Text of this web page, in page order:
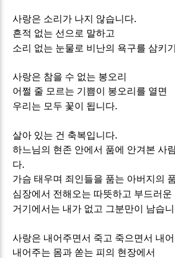
사랑은 소리가 나지 않습니다.
흔적 없는 선으로 말하고
소리 없는 눈물로 비난의 욕구를 삼키
사랑은 참을 수 없는 봉오리
어쩔 줄 모르는 기쁨이 봉오리를 열면
우리는 모두 꽃이 됩니다.
살아 있는 건 축복입니다.
하느님의 현존 안에서 품에 안겨본 사
다.
가슴 태우며 죄인들을 품는 아버지의
심장에서 전해오는 따뜻하고 부드러운
거기에서는 내가 없고 그분만이 남습
사랑은 내어주면서 죽고 죽으면서 내
내어주는 몸과 쏟는 피의 현장에서